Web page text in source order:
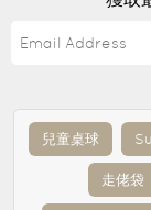
兒童桌球
走佬袋